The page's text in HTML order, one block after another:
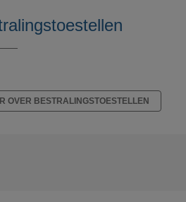
OVER BESTRALINGSTOESTELLEN